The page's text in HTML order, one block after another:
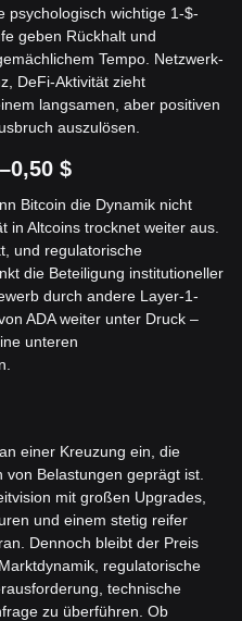
psychologisch wichtige 1-$-
geben Rückhalt und
Tempo. Netzwerk-
DeFi-Aktivität zieht
langsamen, aber positiven
auszulösen.
$
Bitcoin die Dynamik nicht
in Altcoins trocknet weiter aus.
und regulatorische
die Beteiligung institutioneller
durch andere Layer-1-
ADA weiter unter Druck –
unteren
einer Kreuzung ein, die
Belastungen geprägt ist.
mit großen Upgrades,
und einem stetig reifer
Dennoch bleibt der Preis
regulatorische
technische
zu überführen. Ob